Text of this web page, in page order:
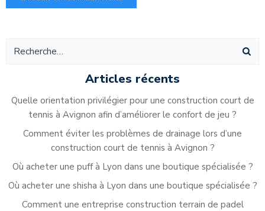
Articles récents
Quelle orientation privilégier pour une construction court de
tennis à Avignon afin d’améliorer le confort de jeu ?
Comment éviter les problèmes de drainage lors d’une
construction court de tennis à Avignon ?
Où acheter une puff à Lyon dans une boutique spécialisée ?
Où acheter une shisha à Lyon dans une boutique spécialisée ?
Comment une entreprise construction terrain de padel